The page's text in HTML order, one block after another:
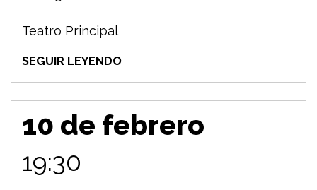
Teatro Principal
SEGUIR LEYENDO
10 de febrero
19:30